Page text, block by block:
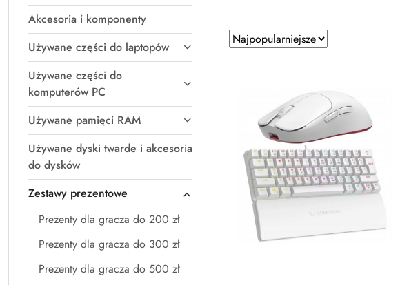
Akcesoria i komponenty
Używane części do laptopów
Używane części do
komputerów PC
Używane pamięci RAM
Używane dyski twarde i akcesoria
do dysków
Zestawy prezentowe
Prezenty dla gracza do 200 zł
Prezenty dla gracza do 300 zł
Prezenty dla gracza do 500 zł
Zastosowano
sortowanie:
Sortuj
według